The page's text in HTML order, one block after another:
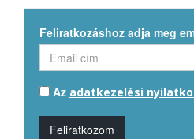
Feliratkozáshoz adja meg
Az adatkezelési
Feliratkozom